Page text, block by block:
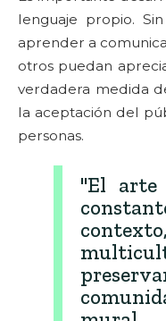
lenguaje propio.
aprender a
otros puedan
verdadera medida
la aceptación del
personas.
"El arte